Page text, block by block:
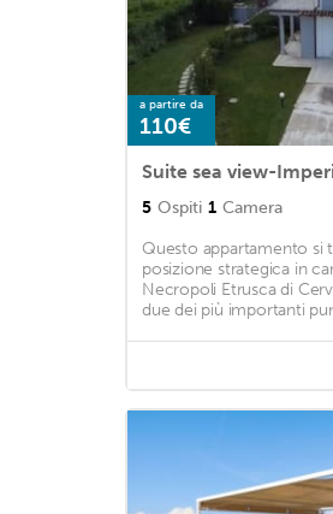
a partire da
110€
Suite sea view-
5 Ospiti 1 Camera
Questo appartamento si
posizione strategica in
Necropoli Etrusca di
due dei più importanti